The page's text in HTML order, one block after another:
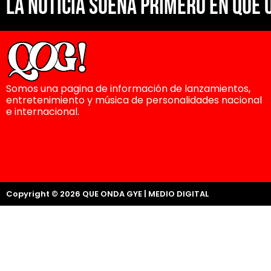
La noticia suena primero en Que
Somos una pagina de información de lanzamientos,
entretenimiento y música de personalidades nacional
e internacional.
Copyright © 2026 QUE ONDA GYE | MEDIO DIGITAL